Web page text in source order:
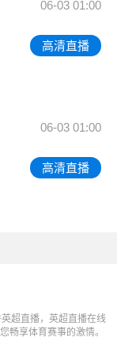
06-03 01:00
高清直播
06-03 01:00
高清直播
超直播，英超直播在线
畅享体育赛事的激情。